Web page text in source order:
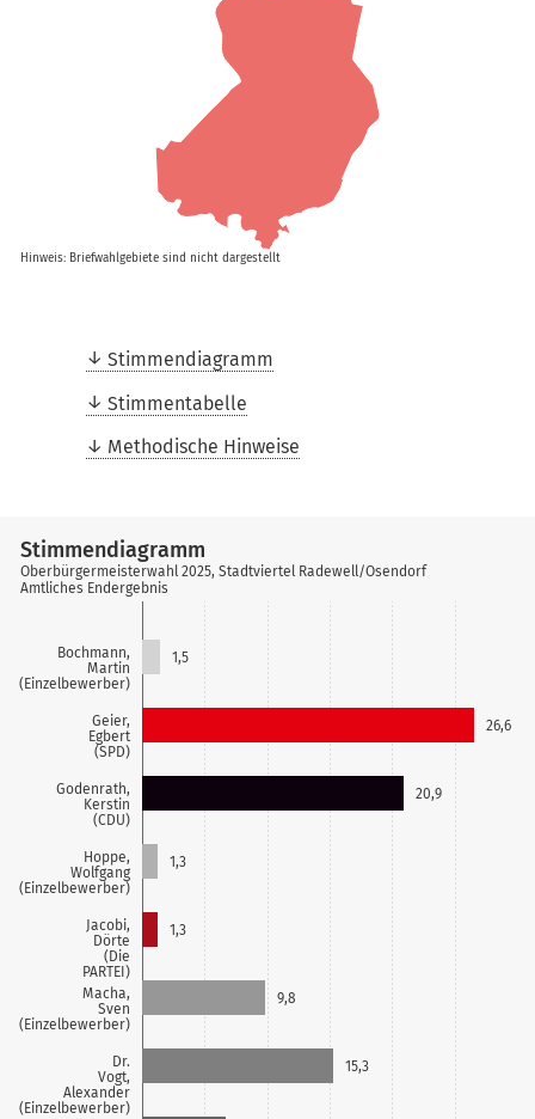
Hinweis: Briefwahlgebiete sind nicht dargestellt
Stimmendiagramm
Stimmentabelle
Methodische Hinweise
Bochmann,
Martin
(Einzelbewerber)
Geier,
Egbert
(SPD)
Godenrath,
Kerstin
(CDU)
Hoppe,
Wolfgang
(Einzelbewerber)
Jacobi,
Dörte
(Die
PARTEI)
Macha,
Sven
(Einzelbewerber)
Dr.
Vogt,
Alexander
(Einzelbewerber)
1,5
26,6
20,9
1,3
1,3
9,8
15,3
Stimmendiagramm
Oberbürgermeisterwahl 2025, Stadtviertel Radewell/Osendorf
Amtliches Endergebnis